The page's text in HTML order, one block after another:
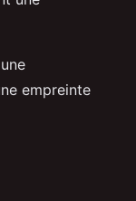
empreinte